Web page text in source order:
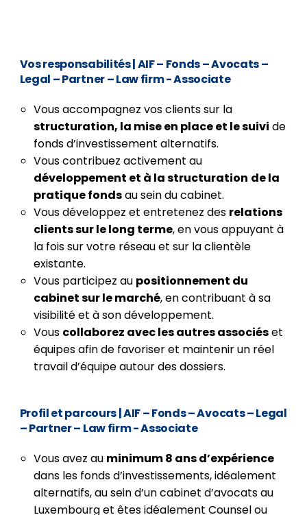
Vos responsabilités| AIF – Fonds – Avocats –
Legal – Partner – Law firm - Associate
Vous accompagnez vos clients sur la
structuration, la mise en place et le suivi de
fonds d’investissement alternatifs.
Vous contribuez activement au
développement et à la structuration de la
pratique fondsau sein du cabinet.
Vous développez et entretenez des relations
clients sur le long terme, en vous appuyant à
la fois sur votre réseau et sur la clientèle
existante.
Vous participez au positionnement du
cabinet sur le marché, en contribuant à sa
visibilité et à son développement.
Vous collaborez avec les autres associéset
équipes afin de favoriser et maintenir un réel
travail d’équipe autour des dossiers.
Profil et parcours| AIF – Fonds – Avocats – Legal
– Partner – Law firm - Associate
Vous avez au minimum 8 ans d’expérience
dans les fonds d’investissements, idéalement
alternatifs, au sein d’un cabinet d’avocats au
Luxembourg et êtes idéalement Counsel ou